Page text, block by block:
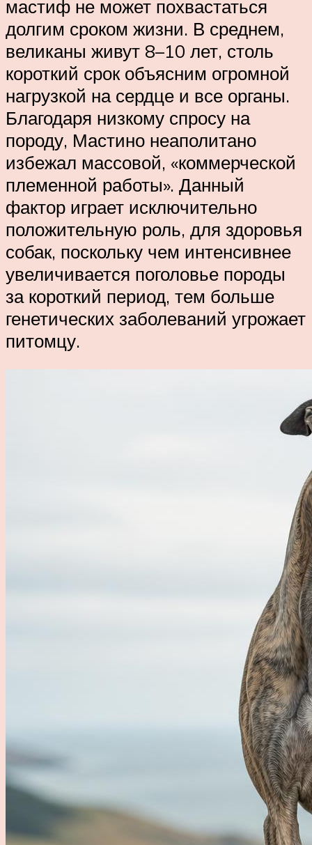
мастиф не может похвастаться
долгим сроком жизни. В среднем,
великаны живут 8–10 лет, столь
короткий срок объясним огромной
нагрузкой на сердце и все органы.
Благодаря низкому спросу на
породу, Мастино неаполитано
избежал массовой, «коммерческой
племенной работы». Данный
фактор играет исключительно
положительную роль, для здоровья
собак, поскольку чем интенсивнее
увеличивается поголовье породы
за короткий период, тем больше
генетических заболеваний угрожает
питомцу.